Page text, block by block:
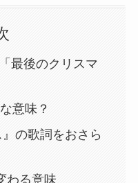
最後のクリスマ
意味？
』の歌詞をおさら
わる意味